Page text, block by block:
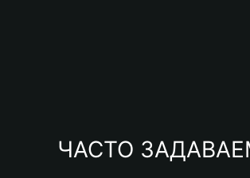
ЧАСТО